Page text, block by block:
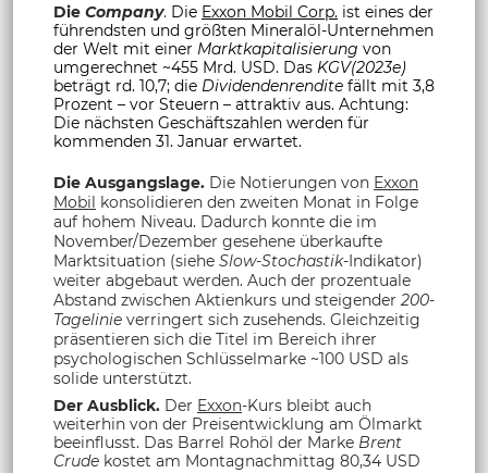
Die Company. Die Exxon Mobil Corp. ist eines der
führendsten und größten Mineralöl-Unternehmen
der Welt mit einer Marktkapitalisierung von
umgerechnet ~455 Mrd. USD. Das KGV(2023e)
beträgt rd. 10,7; die Dividendenrendite fällt mit 3,8
Prozent – vor Steuern – attraktiv aus. Achtung:
Die nächsten Geschäftszahlen werden für
kommenden 31. Januar erwartet.
Die Ausgangslage. Die Notierungen von Exxon
Mobil konsolidieren den zweiten Monat in Folge
auf hohem Niveau. Dadurch konnte die im
November/Dezember gesehene überkaufte
Marktsituation (siehe Slow-Stochastik-Indikator)
weiter abgebaut werden. Auch der prozentuale
Abstand zwischen Aktienkurs und steigender 200-
Tagelinie verringert sich zusehends. Gleichzeitig
präsentieren sich die Titel im Bereich ihrer
psychologischen Schlüsselmarke ~100 USD als
solide unterstützt.
Der Ausblick. Der Exxon-Kurs bleibt auch
weiterhin von der Preisentwicklung am Ölmarkt
beeinflusst. Das Barrel Rohöl der Marke Brent
Crude kostet am Montagnachmittag 80,34 USD